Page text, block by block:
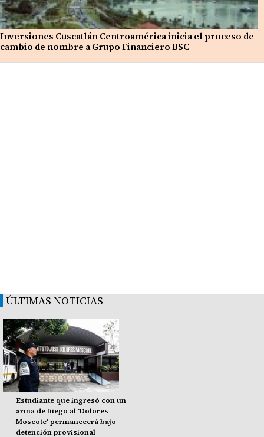
Inversiones Cuscatlán Centroamérica inicia el proceso de
cambio de nombre a Grupo Financiero BSC
ÚLTIMAS NOTICIAS
Estudiante que ingresó con un
arma de fuego al 'Dolores
Moscote' permanecerá bajo
detención provisional